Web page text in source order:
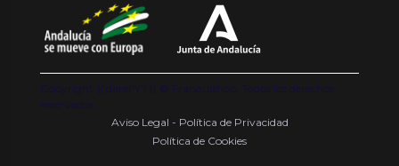
Copyright {{ date('Y') }} ® Franquishop. Todos los derechos
reservados
Aviso Legal - Política de Privacidad
Política de Cookies